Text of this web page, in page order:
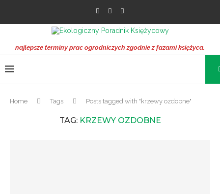
najlepsze terminy prac ogrodniczych zgodnie z fazami księżyca.
Home Tags Posts tagged with "krzewy ozdobne"
TAG: KRZEWY OZDOBNE